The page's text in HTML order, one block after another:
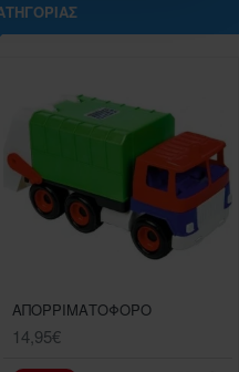
ΑΠΟΡΡΙΜΑΤΟΦΟΡΟ
14,95€